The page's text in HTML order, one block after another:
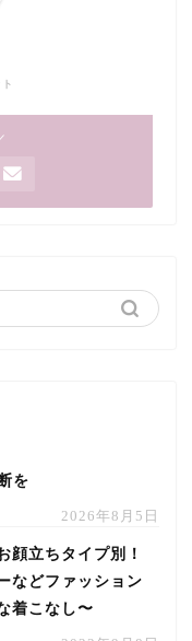
を
2026年8月5日
顔立ちタイプ別！
などファッション
着こなし〜